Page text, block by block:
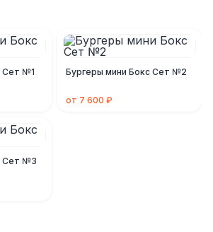
Кейс
Кейс
площадке
Сет №1 Бургеры мини Бокс Сет №2
от 7 600 ₽
Сет №3